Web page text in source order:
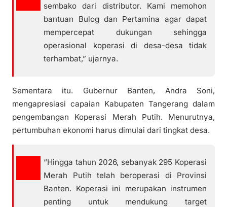
sembako dari distributor. Kami memohon
bantuan Bulog dan Pertamina agar dapat
mempercepat dukungan sehingga
operasional koperasi di desa-desa tidak
terhambat,” ujarnya.
Sementara itu. Gubernur Banten, Andra Soni,
mengapresiasi capaian Kabupaten Tangerang dalam
pengembangan Koperasi Merah Putih. Menurutnya,
pertumbuhan ekonomi harus dimulai dari tingkat desa.
“Hingga tahun 2026, sebanyak 295 Koperasi
Merah Putih telah beroperasi di Provinsi
Banten. Koperasi ini merupakan instrumen
penting untuk mendukung target